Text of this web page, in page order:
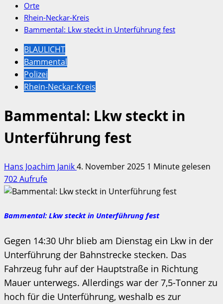
Orte
Rhein-Neckar-Kreis
Bammental: Lkw steckt in Unterführung fest
BLAULICHT
Bammental
Polizei
Rhein-Neckar-Kreis
Bammental: Lkw steckt in
Unterführung fest
Hans Joachim Janik4. November 2025 1 Minute gelesen
702 Aufrufe
Bammental: Lkw steckt in Unterführung fest
Gegen 14:30 Uhr blieb am Dienstag ein Lkw in der
Unterführung der Bahnstrecke stecken. Das
Fahrzeug fuhr auf der Hauptstraße in Richtung
Mauer unterwegs. Allerdings war der 7,5-Tonner zu
hoch für die Unterführung, weshalb es zur